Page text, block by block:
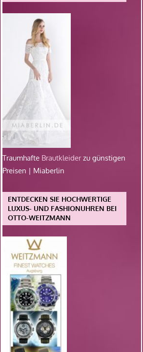
Traumhafte Brautkleiderzu günstigen
Preisen | Miaberlin
ENTDECKEN SIE HOCHWERTIGE
LUXUS- UND FASHIONUHREN BEI
OTTO-WEITZMANN